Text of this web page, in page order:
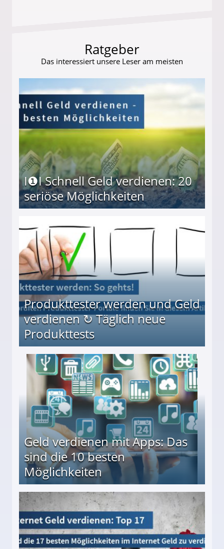
Ratgeber
Das interessiert unsere Leser am meisten
I❶I Schnell Geld verdienen: 20
seriöse Möglichkeiten
Produkttester werden und Geld
verdienen ↻ Täglich neue
Produkttests
↻ Täglich neue Produkttests
Geld verdienen mit Apps: Das
sind die 10 besten
Möglichkeiten
besten Möglichkeiten